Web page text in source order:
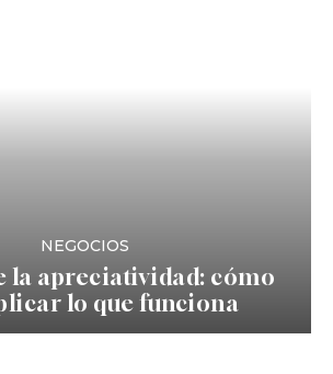
NEGOCIOS
la apreciatividad: cómo
lo que funciona